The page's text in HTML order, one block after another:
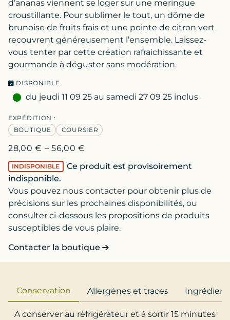
d’ananas viennent se loger sur une meringue
croustillante. Pour sublimer le tout, un dôme de
brunoise de fruits frais et une pointe de citron vert
recouvrent généreusement l’ensemble. Laissez-
vous tenter par cette création rafraichissante et
gourmande à déguster sans modération.
DISPONIBLE
du jeudi 11 09 25 au samedi 27 09 25 inclus
EXPÉDITION :
BOUTIQUE
COURSIER
28,00€ –56,00€
INDISPONIBLE
Ce produit est provisoirement
indisponible.
Vous pouvez nous contacter pour obtenir plus de
précisions sur les prochaines disponibilités, ou
consulter ci-dessous les propositions de produits
susceptibles de vous plaire.
Contacter la boutique
Conservation Allergènes et traces
A conserver au réfrigérateur et à sortir 15 minutes